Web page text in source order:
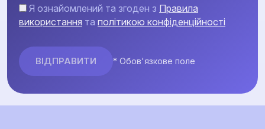
Я ознайомлений та згоден з Правила
використання та політикою конфіденційності
* Обов'язкове поле